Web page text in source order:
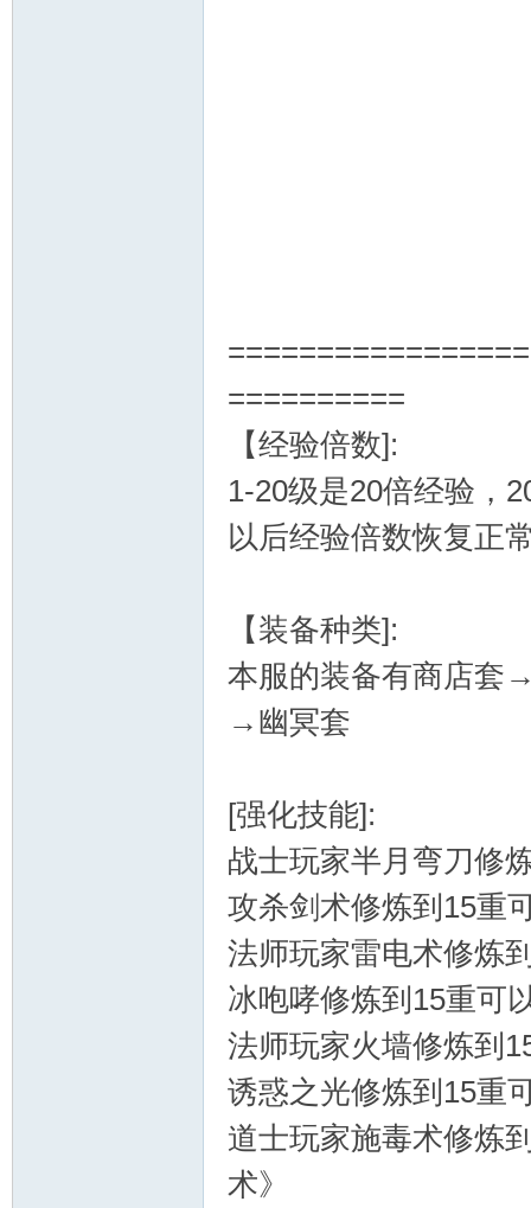
==========
【经验倍数]:
1-20级是20倍经验，
以后经验倍数恢复正
【装备种类]:
本服的装备有商店
→幽冥套
[强化技能]:
战士玩家半月弯刀修
攻杀剑术修炼到15重
法师玩家雷电术修炼
冰咆哮修炼到15重可
法师玩家火墙修炼到
诱惑之光修炼到15重
道士玩家施毒术修炼
术》